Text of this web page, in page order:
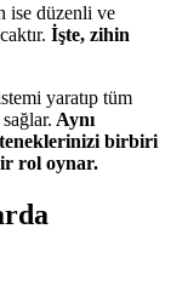
ise düzenli ve
İşte, zihin
yaratıp tüm
Aynı
birbiri
rol oynar.